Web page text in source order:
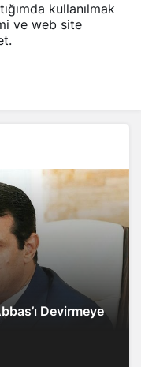
kullanılmak
ve web site
Devirmeye